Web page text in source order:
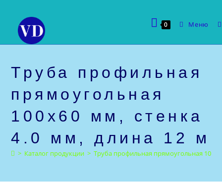
содержимому
0 Меню
Труба профильная
прямоугольная
100х60 мм, стенка
4.0 мм, длина 12 м
> Каталог продукции > Труба профильная прямоугольная